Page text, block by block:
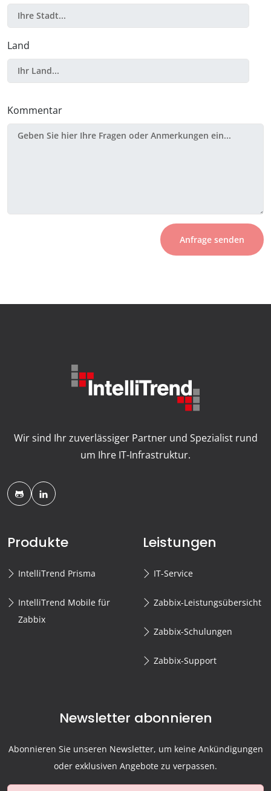
Land
Kommentar
Anfrage senden
Wir sind Ihr zuverlässiger Partner und Spezialist rund
um Ihre IT-Infrastruktur.
Produkte
IntelliTrend Prisma
IntelliTrend Mobile für
Zabbix
Leistungen
IT-Service
Zabbix-Leistungsübersicht
Zabbix-Schulungen
Zabbix-Support
Newsletter abonnieren
Abonnieren Sie unseren Newsletter, um keine Ankündigungen
oder exklusiven Angebote zu verpassen.